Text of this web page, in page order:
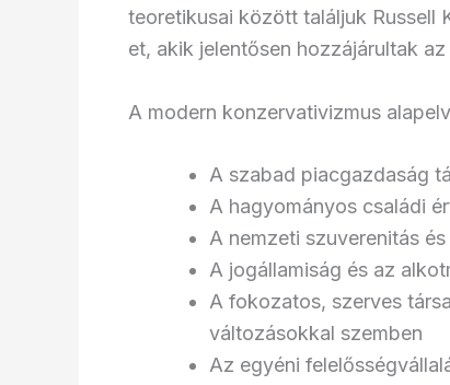
teoretikusai között találjuk Russell
et, akik jelentősen hozzájárultak
A modern konzervativizmus
A szabad piacgazdaság
A hagyományos családi
A nemzeti szuverenitás
A jogállamiság és az
A fokozatos, szerves
változásokkal szemben
Az egyéni